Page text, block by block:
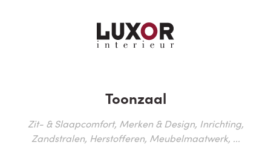
Toonzaal
Zit- & Slaapcomfort, Merken & Design, Inrichting,
Zandstralen, Herstofferen, Meubelmaatwerk, ...